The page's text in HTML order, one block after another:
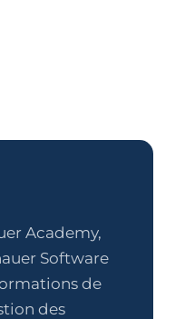
Academy,
Software
de
des